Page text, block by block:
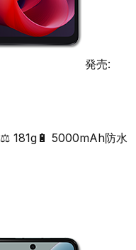
発売:
⚖️ 181g 🔋 5000mAh防水